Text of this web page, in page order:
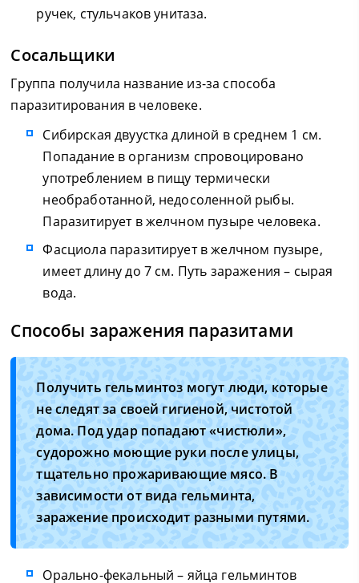
ручек, стульчаков унитаза.
Сосальщики
Группа получила название из-за способа
паразитирования в человеке.
Сибирская двуустка длиной в среднем 1 см.
Попадание в организм спровоцировано
употреблением в пищу термически
необработанной, недосоленной рыбы.
Паразитирует в желчном пузыре человека.
Фасциола паразитирует в желчном пузыре,
имеет длину до 7 см. Путь заражения – сырая
вода.
Способы заражения паразитами
Получить гельминтоз могут люди, которые
не следят за своей гигиеной, чистотой
дома. Под удар попадают «чистюли»,
судорожно моющие руки после улицы,
тщательно прожаривающие мясо. В
зависимости от вида гельминта,
заражение происходит разными путями.
Орально-фекальный – яйца гельминтов